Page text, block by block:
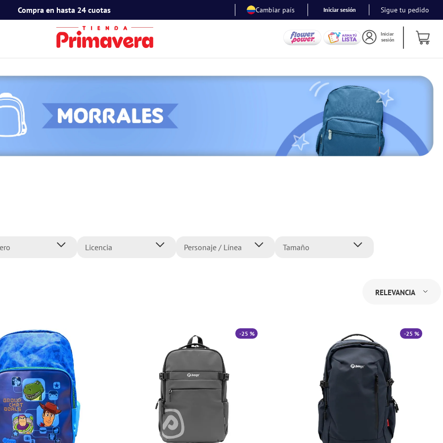
Compra en hasta 24 cuotas Cambiar país Iniciar sesión Sigue tu pedido
Iniciar
sesión
Licencia Personaje / Línea
Cars
Dragon Ball Super
Encanto
Fast & Furious
Flower Power
Mostrar 27 más
Tamaño
RELEVANCIA
-25 % -25 %
MÁS BUSCADOS
.
toy story
2.
.
termos
mafalda